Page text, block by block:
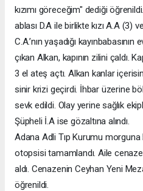
kızımı göreceğim" dediği
ablası D.A ile birlikte kızı A.A (3)
C.A.’nın yaşadığı
çıkan Alkan, kapının zilini çaldı.
3 el ateş açtı. Alkan kanlar
sinir krizi geçirdi. İhbar üzerine
sevk edildi. Olay yerine sağlık
Şüpheli İ.A ise gözaltına alındı.
Adana Adli Tıp Kurumu morguna
otopsisi tamamlandı. Aile
aldı. Cenazenin Ceyhan Yeni
öğrenildi.